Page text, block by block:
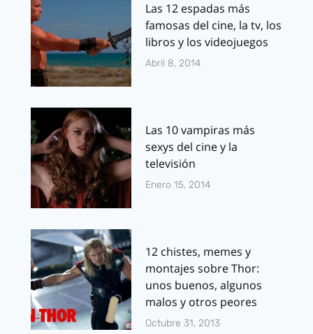
Las 12 espadas más
famosas del cine, la tv, los
libros y los videojuegos
Abril 8, 2014
Las 10 vampiras más
sexys del cine y la
televisión
Enero 15, 2014
12 chistes, memes y
montajes sobre Thor:
unos buenos, algunos
malos y otros peores
Octubre 31, 2013